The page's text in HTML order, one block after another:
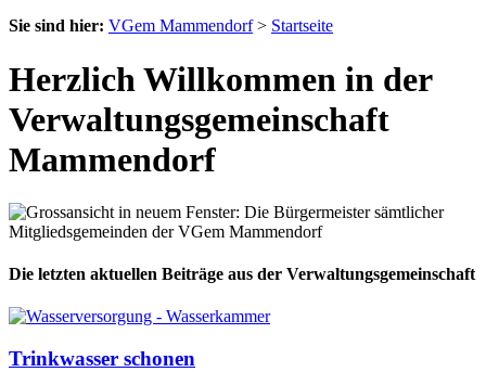
Sie sind hier: VGem Mammendorf> Startseite
Herzlich Willkommen in der
Verwaltungsgemeinschaft
Mammendorf
Die letzten aktuellen Beiträge aus der Verwaltungsgemeinschaft
Trinkwasser schonen